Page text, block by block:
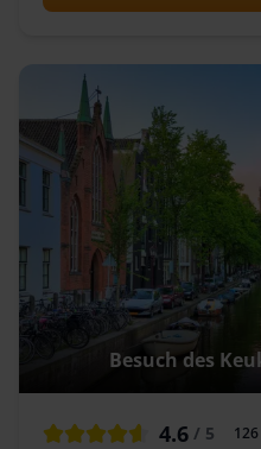
Besuch des
4.6 / 5 126